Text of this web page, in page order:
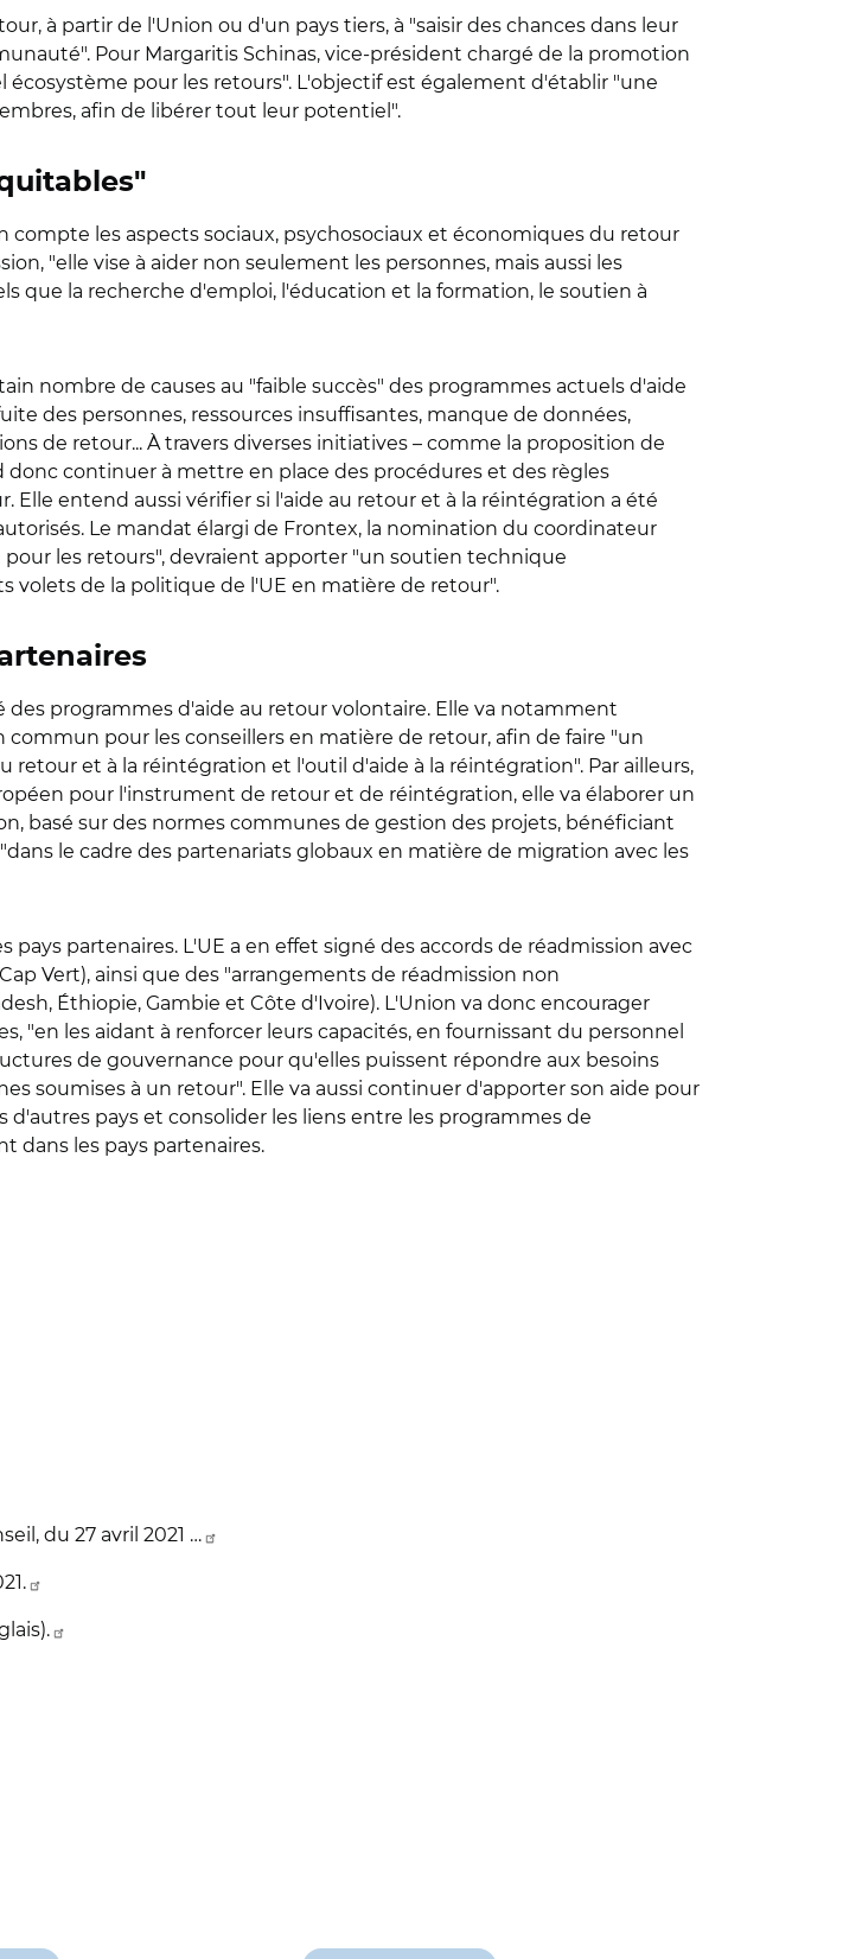
à partir de l'Union ou d'un pays tiers, à "saisir des chances dans leur
Pour Margaritis Schinas, vice-président chargé de la promotion
pour les retours". L'objectif est également d'établir "une
afin de libérer tout leur potentiel".
les aspects sociaux, psychosociaux et économiques du retour
"elle vise à aider non seulement les personnes, mais aussi les
que la recherche d'emploi, l'éducation et la formation, le soutien à
nombre de causes au "faible succès" des programmes actuels d'aide
des personnes, ressources insuffisantes, manque de données,
de retour... À travers diverses initiatives – comme la proposition de
continuer à mettre en place des procédures et des règles
entend aussi vérifier si l'aide au retour et à la réintégration a été
Le mandat élargi de Frontex, la nomination du coordinateur
les retours", devraient apporter "un soutien technique
de la politique de l'UE en matière de retour".
programmes d'aide au retour volontaire. Elle va notamment
pour les conseillers en matière de retour, afin de faire "un
et à la réintégration et l'outil d'aide à la réintégration". Par ailleurs,
pour l'instrument de retour et de réintégration, elle va élaborer un
basé sur des normes communes de gestion des projets, bénéficiant
le cadre des partenariats globaux en matière de migration avec les
partenaires. L'UE a en effet signé des accords de réadmission avec
Vert), ainsi que des "arrangements de réadmission non
Éthiopie, Gambie et Côte d'Ivoire). L'Union va donc encourager
"en les aidant à renforcer leurs capacités, en fournissant du personnel
de gouvernance pour qu'elles puissent répondre aux besoins
soumises à un retour". Elle va aussi continuer d'apporter son aide pour
pays et consolider les liens entre les programmes de
dans les pays partenaires.
du 27 avril 2021 …